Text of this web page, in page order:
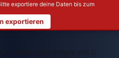
exportiere deine Daten bis zum
exportieren
LEGO 4565 Freight and Crane